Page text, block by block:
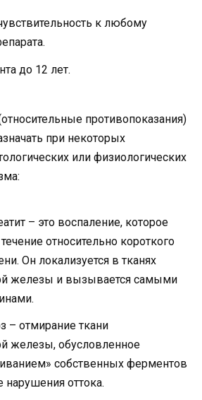
к любому
до 12 лет.
противопоказания)
при некоторых
или физиологических
– это воспаление, которое
относительно короткого
Он локализуется в тканях
железы и вызывается самыми
– отмирание ткани
железы, обусловленное
собственных ферментов
нарушения оттока.